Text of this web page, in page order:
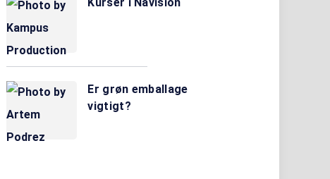
Er grøn emballage
vigtigt?